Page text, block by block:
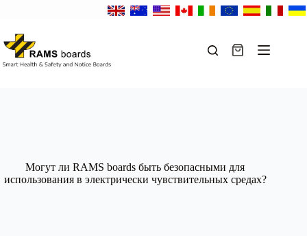
Корзина
Могут ли RAMS boards быть безопасными для
использования в электрически чувствительных средах?